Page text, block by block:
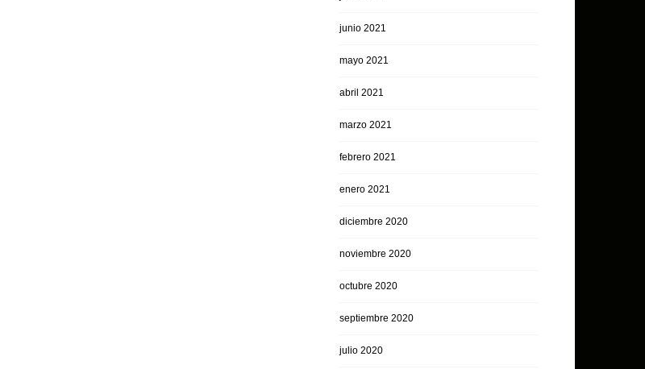
junio 2021
mayo 2021
abril 2021
marzo 2021
febrero 2021
enero 2021
diciembre 2020
noviembre 2020
octubre 2020
septiembre 2020
julio 2020